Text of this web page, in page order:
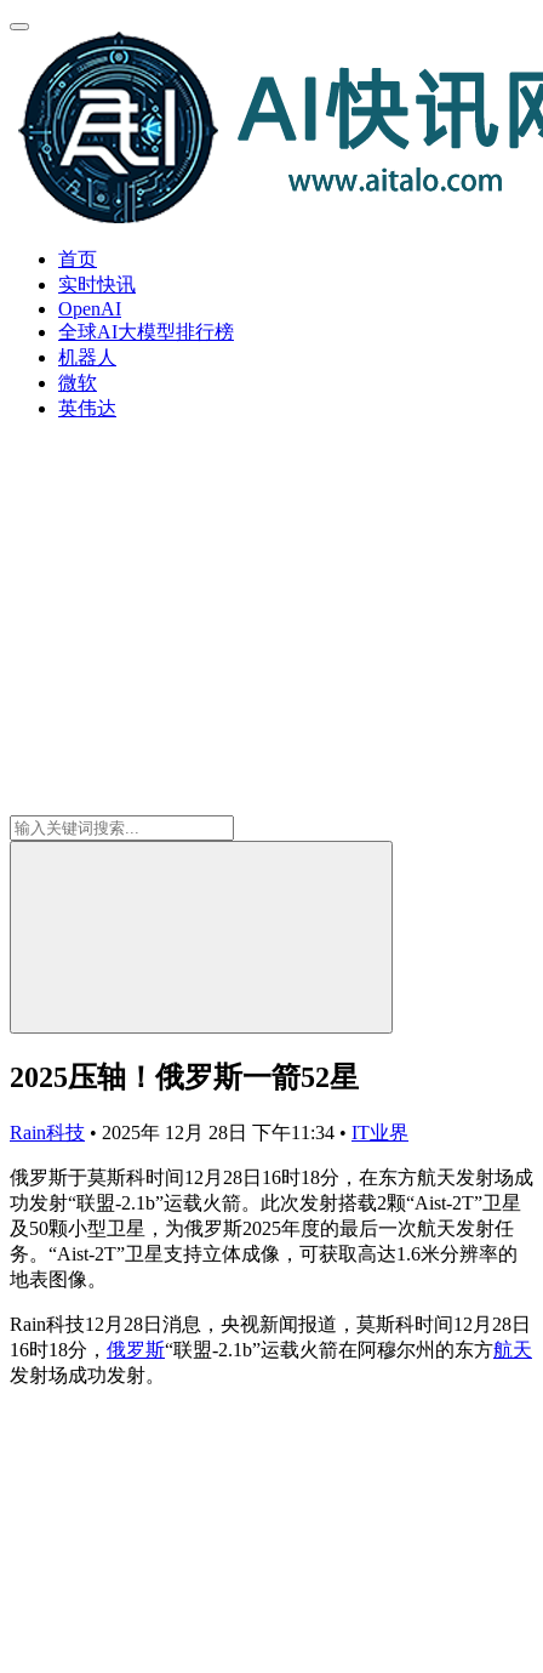
首页
实时快讯
OpenAI
全球AI大模型排行榜
机器人
微软
英伟达
2025压轴！俄罗斯一箭52星
Rain科技 • 2025年 12月 28日 下午11:34 • IT业界
俄罗斯于莫斯科时间12月28日16时18分，在东方航天发射场成
功发射“联盟-2.1b”运载火箭。此次发射搭载2颗“Aist-2T”卫星
及50颗小型卫星，为俄罗斯2025年度的最后一次航天发射任
务。“Aist-2T”卫星支持立体成像，可获取高达1.6米分辨率的
地表图像。
Rain科技12月28日消息，央视新闻报道，莫斯科时间12月28日
16时18分， 俄罗斯“联盟-2.1b”运载火箭在阿穆尔州的东方航天
发射场成功发射。